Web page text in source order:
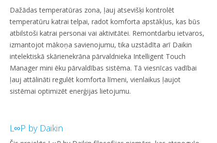
Dažādas temperatūras zona, ļauj atsevišķi kontrolēt
temperatūru katrai telpai, radot komforta apstākļus, kas būs
atbilstoši katrai personai vai aktivitātei. Remontdarbu ietvaros,
izmantojot mākoņa savienojumu, tika uzstādīta arī Daikin
intelektiskā skārienekrāna pārvaldnieka Intelligent Touch
Manager mini ēku pārvaldības sistēma. Tā viesnīcas vadībai
ļauj attālināti regulēt komforta līmeni, vienlaikus ļaujot
sistēmai optimizēt enerģijas lietojumu.
L∞P by Daikin